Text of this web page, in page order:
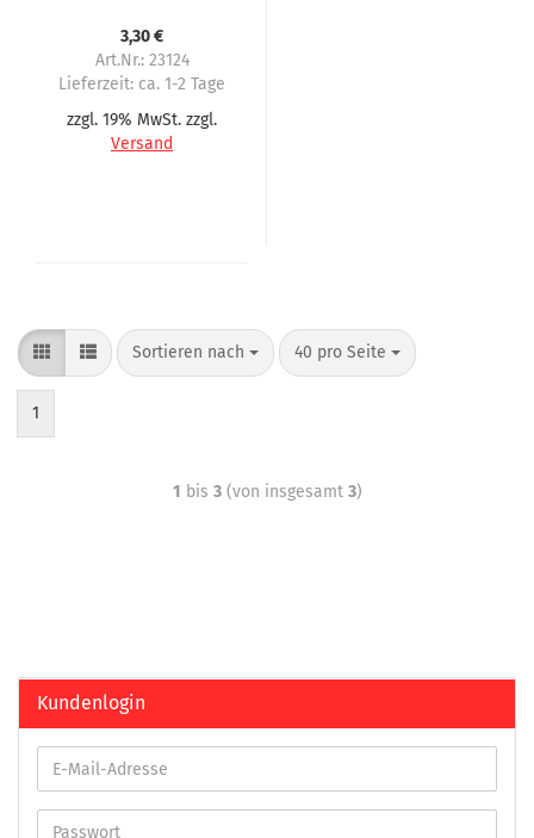
Rheavendors
3,30 €
Art.Nr.: 23124
Lieferzeit: ca. 1-2 Tage
zzgl. 19% MwSt. zzgl.
Versand
Sortieren nach 40 pro Seite
1
1 bis 3(von insgesamt 3)
Kundenlogin